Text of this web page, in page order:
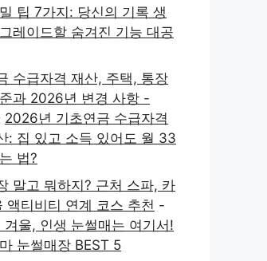
팁 7가지: 당신의 기록 생
레이드할 숨겨진 기능 대공
수급자격 재산, 주택, 통장
과 2026년 변경 사항 -
2026년 기초연금 수급자격
: 집 있고 소득 있어도 월 33
법?
말고 뭐하지? 근처 스파, 카
액티비티 연계 코스 추천 -
울, 인생 눈썰매는 여기서!
눈썰매장 BEST 5